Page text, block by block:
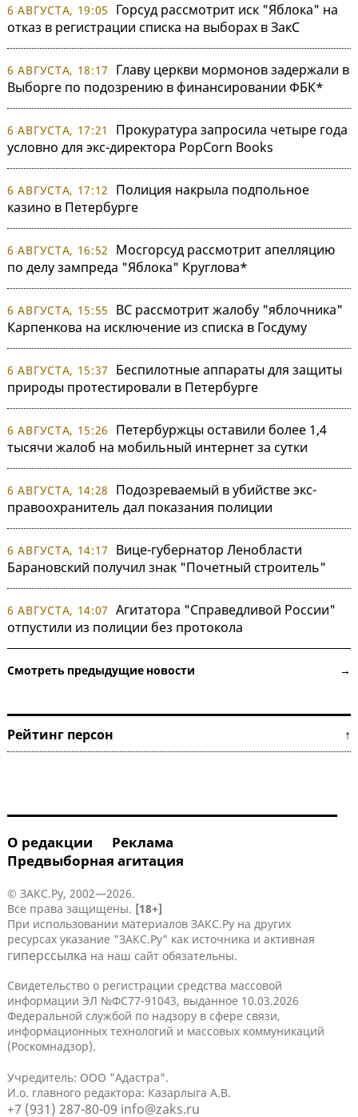
6 АВГУСТА, 19:05
Горсуд рассмотрит иск "Яблока" на
отказ в регистрации списка на выборах в ЗакС
6 АВГУСТА, 18:17
Главу церкви мормонов задержали в
Выборге по подозрению в финансировании ФБК*
6 АВГУСТА, 17:21
Прокуратура запросила четыре года
условно для экс-директора PopCorn Books
6 АВГУСТА, 17:12
Полиция накрыла подпольное
казино в Петербурге
6 АВГУСТА, 16:52
Мосгорсуд рассмотрит апелляцию
по делу зампреда "Яблока" Круглова*
6 АВГУСТА, 15:55
ВС рассмотрит жалобу "яблочника"
Карпенкова на исключение из списка в Госдуму
6 АВГУСТА, 15:37
Беспилотные аппараты для защиты
природы протестировали в Петербурге
6 АВГУСТА, 15:26
Петербуржцы оставили более 1,4
тысячи жалоб на мобильный интернет за сутки
6 АВГУСТА, 14:28
Подозреваемый в убийстве экс-
правоохранитель дал показания полиции
6 АВГУСТА, 14:17
Вице-губернатор Ленобласти
Барановский получил знак "Почетный строитель"
6 АВГУСТА, 14:07 Агитатора "Справедливой России"
отпустили из полиции без протокола
Смотреть предыдущие новости →
Рейтинг персон ↑
О редакции
Реклама
Предвыборная агитация
© ЗАКС.Ру, 2002—2026.
Все права защищены. [18+]
При использовании материалов ЗАКС.Ру на других
ресурсах указание "ЗАКС.Ру" как источника и активная
гиперссылка на наш сайт обязательны.
Свидетельство о регистрации средства массовой
информации ЭЛ №ФС77-91043, выданное 10.03.2026
Федеральной службой по надзору в сфере связи,
информационных технологий и массовых коммуникаций
(Роскомнадзор).
Учредитель: ООО "Адастра".
И.о. главного редактора: Казарлыга А.В.
+7 (931) 287-80-09 info@zaks.ru